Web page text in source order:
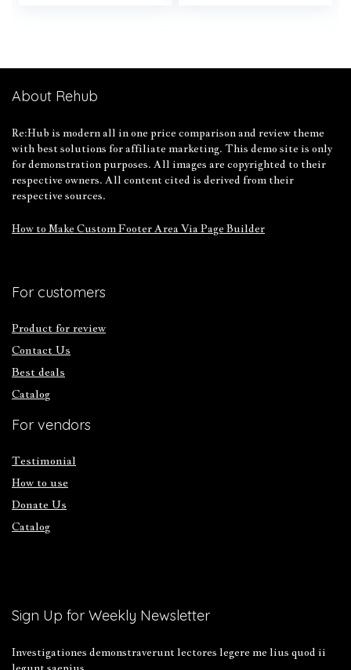
About Rehub
Re:Hub is modern all in one price comparison and review theme
with best solutions for affiliate marketing. This demo site is only
for demonstration purposes. All images are copyrighted to their
respective owners. All content cited is derived from their
respective sources.
How to Make Custom Footer Area Via Page Builder
For customers
Product for review
Contact Us
Best deals
Catalog
For vendors
Testimonial
How to use
Donate Us
Catalog
Sign Up for Weekly Newsletter
Investigationes demonstraverunt lectores legere me lius quod ii